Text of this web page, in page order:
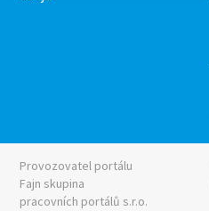
Provozovatel portálu
Fajn skupina
pracovních portálů s.r.o.